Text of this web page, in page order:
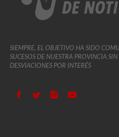
SIEMPRE, EL OBJETIVO HA SIDO
SUCESOS DE NUESTRA PROVINCIA
DESVIACIONES POR INTERÉS